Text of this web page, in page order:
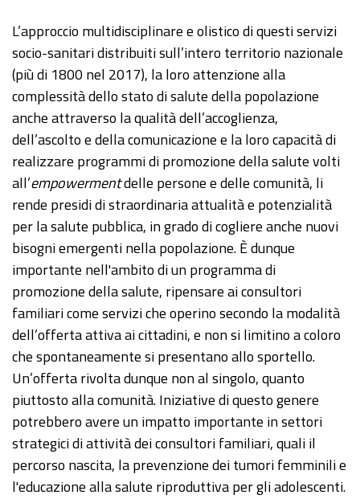
L’approccio multidisciplinare e olistico di questi servizi
socio-sanitari distribuiti sull’intero territorio nazionale
(più di 1800 nel 2017), la loro attenzione alla
complessità dello stato di salute della popolazione
anche attraverso la qualità dell’accoglienza,
dell’ascolto e della comunicazione e la loro capacità di
realizzare programmi di promozione della salute volti
all’empowermentdelle persone e delle comunità, li
rende presidi di straordinaria attualità e potenzialità
per la salute pubblica, in grado di cogliere anche nuovi
bisogni emergenti nella popolazione. È dunque
importante nell'ambito di un programma di
promozione della salute, ripensare ai consultori
familiari come servizi che operino secondo la modalità
dell’offerta attiva ai cittadini, e non si limitino a coloro
che spontaneamente si presentano allo sportello.
Un’offerta rivolta dunque non al singolo, quanto
piuttosto alla comunità. Iniziative di questo genere
potrebbero avere un impatto importante in settori
strategici di attività dei consultori familiari, quali il
percorso nascita, la prevenzione dei tumori femminili e
l'educazione alla salute riproduttiva per gli adolescenti.